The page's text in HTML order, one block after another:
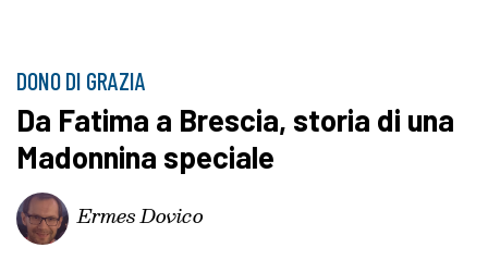
DONO DI GRAZIA
Da Fatima a Brescia, storia di una
Madonnina speciale
Ermes Dovico